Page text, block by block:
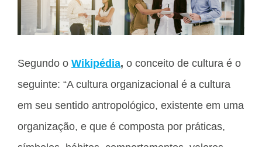
Segundo o Wikipédia, o conceito de cultura é o
seguinte: “A cultura organizacional é a cultura
em seu sentido antropológico, existente em uma
organização, e que é composta por práticas,